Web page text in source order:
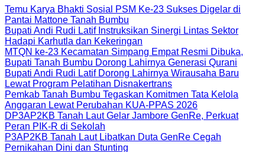
Temu Karya Bhakti Sosial PSM Ke-23 Sukses Digelar di
Pantai Mattone Tanah Bumbu
Bupati Andi Rudi Latif Instruksikan Sinergi Lintas Sektor
Hadapi Karhutla dan Kekeringan
MTQN ke-23 Kecamatan Simpang Empat Resmi Dibuka,
Bupati Tanah Bumbu Dorong Lahirnya Generasi Qurani
Bupati Andi Rudi Latif Dorong Lahirnya Wirausaha Baru
Lewat Program Pelatihan Disnakertrans
Pemkab Tanah Bumbu Tegaskan Komitmen Tata Kelola
Anggaran Lewat Perubahan KUA-PPAS 2026
DP3AP2KB Tanah Laut Gelar Jambore GenRe, Perkuat
Peran PIK-R di Sekolah
P3AP2KB Tanah Laut Libatkan Duta GenRe Cegah
Pernikahan Dini dan Stunting